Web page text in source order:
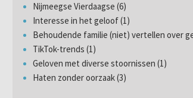
Nijmeegse Vierdaagse (6)
Interesse in het geloof (1)
Behoudende familie (niet) vertellen over
TikTok-trends (1)
Geloven met diverse stoornissen (1)
Haten zonder oorzaak (3)